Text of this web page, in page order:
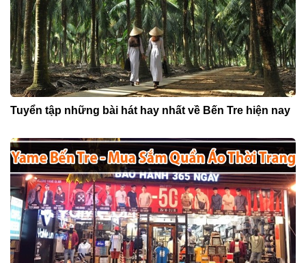
Tuyển tập những bài hát hay nhất về Bến Tre hiện nay